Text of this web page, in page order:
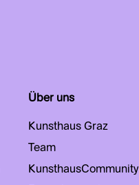
Über uns
Kunsthaus Graz
Team
KunsthausCommunity